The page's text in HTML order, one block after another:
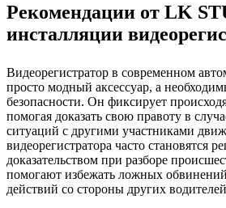
Рекомендации от LK
инсталляции
Видеорегистратор в современном
просто модный аксессуар, а
безопасности. Он фиксирует
помогая доказать свою правоту в
ситуаций с другими участниками
видеорегистратора часто становятся
доказательством при разборе
помогают избежать ложных
действий со стороны других